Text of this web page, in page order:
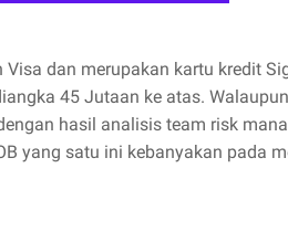
Visa dan merupakan kartu kredit
45 Jutaan ke atas.
hasil analisis team risk
yang satu ini kebanyakan pada